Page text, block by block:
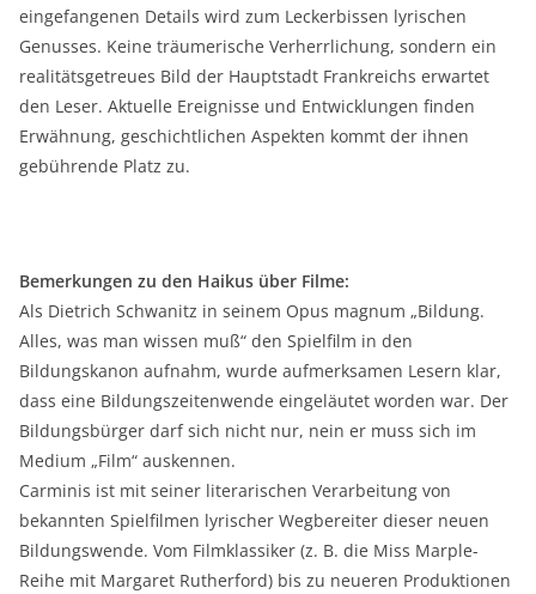
eingefangenen Details wird zum Leckerbissen lyrischen
Genusses. Keine träumerische Verherrlichung, sondern ein
realitätsgetreues Bild der Hauptstadt Frankreichs erwartet
den Leser. Aktuelle Ereignisse und Entwicklungen finden
Erwähnung, geschichtlichen Aspekten kommt der ihnen
gebührende Platz zu.
Bemerkungen zu den Haikus über Filme:
Als Dietrich Schwanitz in seinem Opus magnum „Bildung.
Alles, was man wissen muß“ den Spielfilm in den
Bildungskanon aufnahm, wurde aufmerksamen Lesern klar,
dass eine Bildungszeitenwende eingeläutet worden war. Der
Bildungsbürger darf sich nicht nur, nein er muss sich im
Medium „Film“ auskennen.
Carminis ist mit seiner literarischen Verarbeitung von
bekannten Spielfilmen lyrischer Wegbereiter dieser neuen
Bildungswende. Vom Filmklassiker (z. B. die Miss Marple-
Reihe mit Margaret Rutherford) bis zu neueren Produktionen